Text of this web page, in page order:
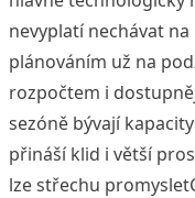
nevyplatí nechávat
plánováním už na
rozpočtem i
sezóně bývají
přináší klid i větší
lze střechu promyslet